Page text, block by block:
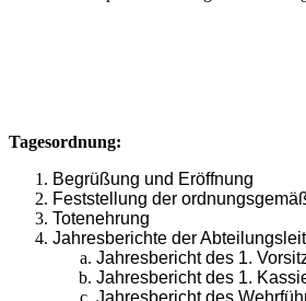
Tagesordnung:
Begrüßung und Eröffnung
Feststellung der
Totenehrung
Jahresberichte der
Jahresbericht des 1.
Jahresbericht des 1.